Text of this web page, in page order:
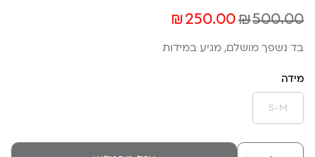
₪ 250.00₪500.00
בד נשפך מושלם, מגיע במידות
מידה
S-M
כמות